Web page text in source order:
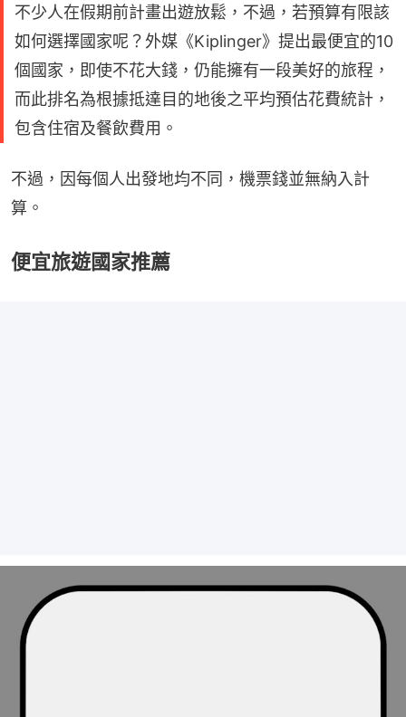
不少人在假期前計畫出遊放鬆，不過，若預算有限該
如何選擇國家呢？外媒《Kiplinger》提出最便宜的10
個國家，即使不花大錢，仍能擁有一段美好的旅程，
而此排名為根據抵達目的地後之平均預估花費統計，
包含住宿及餐飲費用。
不過，因每個人出發地均不同，機票錢並無納入計
算。
便宜旅遊國家推薦